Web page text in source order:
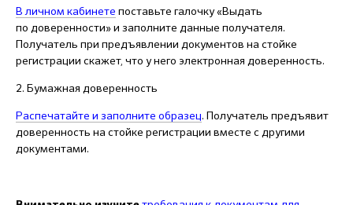
В личном кабинете поставьте галочку «Выдать
по доверенности» и заполните данные получателя.
Получатель при предъявлении документов на стойке
регистрации скажет, что у него электронная доверенность.
2. Бумажная доверенность
Распечатайте и заполните образец. Получатель предъявит
доверенность на стойке регистрации вместе с другими
документами.